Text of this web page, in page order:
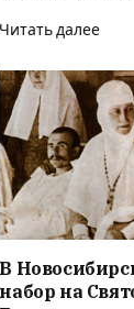
Читать далее
В
набор на